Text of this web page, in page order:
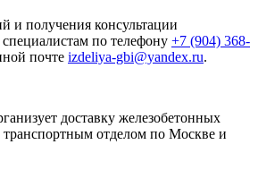
и получения консультации
по телефону +7 (904) 368-
почте izdeliya-gbi@yandex.ru.
доставку железобетонных
отделом по Москве и